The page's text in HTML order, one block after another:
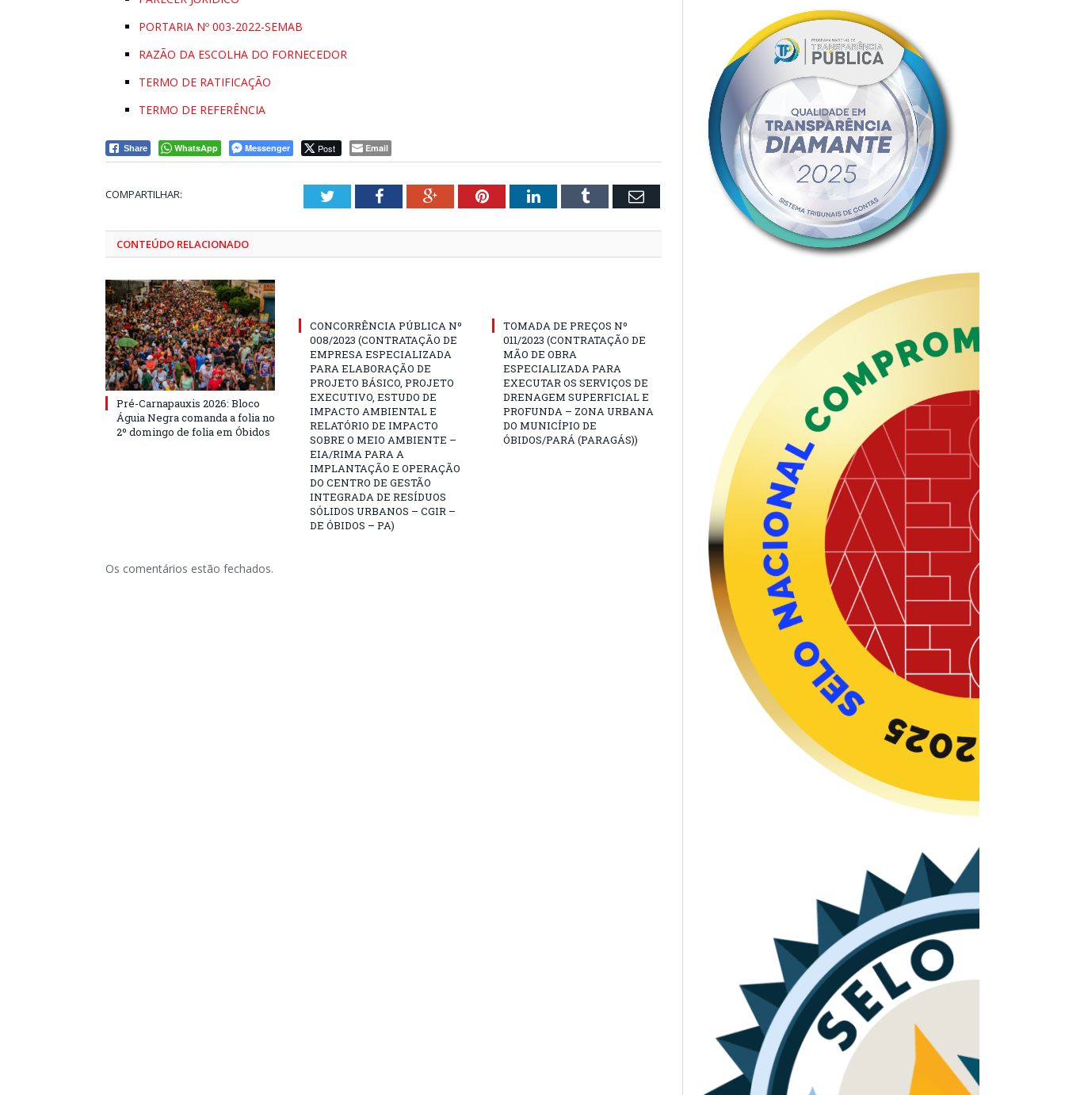
PORTARIA Nº 003-2022-SEMAB
RAZÃO DA ESCOLHA DO FORNECEDOR
TERMO DE RATIFICAÇÃO
TERMO DE REFERÊNCIA
Share WhatsApp Messenger Post Email
COMPARTILHAR: TwitterFacebookGoogle+PinterestLinkedInTumblr Email
CONTEÚDO RELACIONADO
Pré-Carnapauxis 2026: Bloco
Águia Negra comanda a folia no
2º domingo de folia em Óbidos
CONCORRÊNCIA PÚBLICA Nº
008/2023 (CONTRATAÇÃO DE
EMPRESA ESPECIALIZADA
PARA ELABORAÇÃO DE
PROJETO BÁSICO, PROJETO
EXECUTIVO, ESTUDO DE
IMPACTO AMBIENTAL E
RELATÓRIO DE IMPACTO
SOBRE O MEIO AMBIENTE –
EIA/RIMA PARA A
IMPLANTAÇÃO E OPERAÇÃO
DO CENTRO DE GESTÃO
INTEGRADA DE RESÍDUOS
SÓLIDOS URBANOS – CGIR –
DE ÓBIDOS – PA)
TOMADA DE PREÇOS Nº
011/2023 (CONTRATAÇÃO DE
MÃO DE OBRA
ESPECIALIZADA PARA
EXECUTAR OS SERVIÇOS DE
DRENAGEM SUPERFICIAL E
PROFUNDA – ZONA URBANA
DO MUNICÍPIO DE
ÓBIDOS/PARÁ (PARAGÁS))
Os comentários estão fechados.